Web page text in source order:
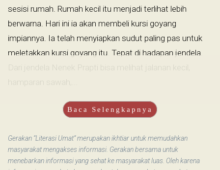
sesisi rumah. Rumah kecil itu menjadi terlihat lebih
berwarna. Hari ini ia akan membeli kursi goyang
impiannya. Ia telah menyiapkan sudut paling pas untuk
meletakkan kursi goyang itu. Tepat di hadapan jendela.
Dari jendela Nenek Prapti bisa melihat jalanan kecil,
hamparan sawah,...
Baca Selengkapnya
Gerakan “Literasi Umat” merupakan ikhtiar untuk memudahkan
masyarakat mengakses informasi. Gerakan bersama untuk
menebarkan informasi yang sehat ke masyarakat luas. Oleh karena